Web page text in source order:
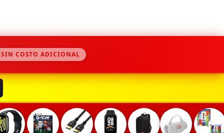
SIN COSTO ADICIONAL